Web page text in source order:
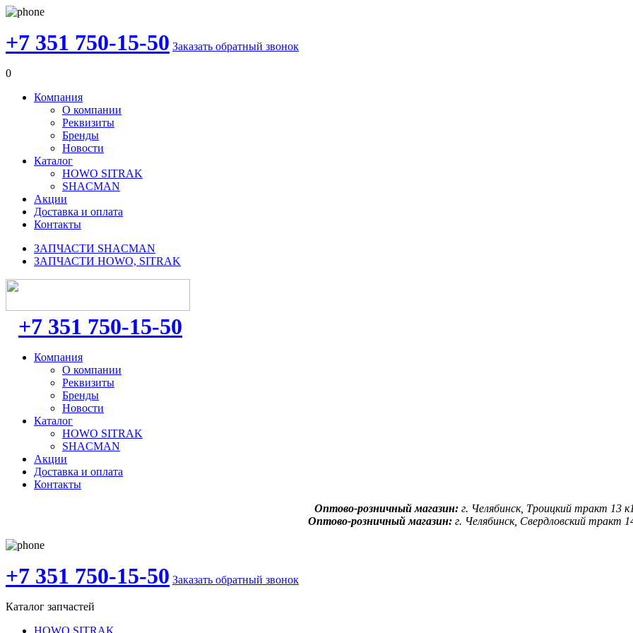
+7 351 750-15-50 Заказать обратный звонок
0
Компания
О компании
Реквизиты
Бренды
Новости
Каталог
HOWO SITRAK
SHACMAN
Акции
Доставка и оплата
Контакты
ЗАПЧАСТИ SHACMAN
ЗАПЧАСТИ HOWO, SITRAK
+7 351 750-15-50
Компания
О компании
Реквизиты
Бренды
Новости
Каталог
HOWO SITRAK
SHACMAN
Акции
Доставка и оплата
Контакты
Оптово-розничный магазин: г. Челябинск, Троицкий тракт 13
Оптово-розничный магазин:г. Челябинск, Свердловский тракт
+7 351 750-15-50 Заказать обратный звонок
Каталог запчастей
HOWO SITRAK